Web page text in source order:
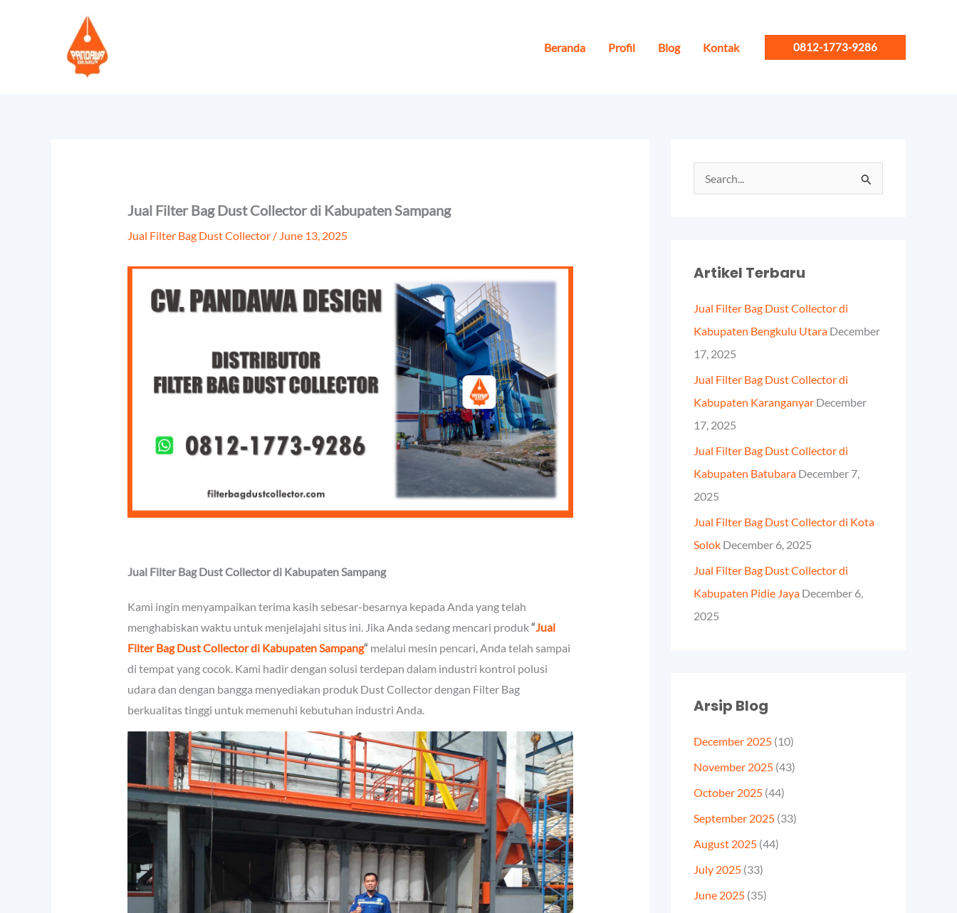
Beranda Profil Blog Kontak 0812-1773-9286
Jual Filter Bag Dust Collector di Kabupaten Sampang
Jual Filter Bag Dust Collector/ June 13, 2025
Jual Filter Bag Dust Collector di Kabupaten Sampang
Kami ingin menyampaikan terima kasih sebesar-besarnya kepada Anda yang telah
menghabiskan waktu untuk menjelajahi situs ini. Jika Anda sedang mencari produk“Jual
Filter Bag Dust Collector di Kabupaten Sampang“melalui mesin pencari, Anda telah sampai
di tempat yang cocok. Kami hadir dengan solusi terdepan dalam industri kontrol polusi
udara dan dengan bangga menyediakan produk Dust Collector dengan Filter Bag
berkualitas tinggi untuk memenuhi kebutuhan industri Anda.
c
:
Artikel Terbaru
Jual Filter Bag Dust Collector di
Kabupaten Bengkulu Utara December
17, 2025
Jual Filter Bag Dust Collector di
Kabupaten Karanganyar December
17, 2025
Jual Filter Bag Dust Collector di
Kabupaten Batubara December 7,
2025
Jual Filter Bag Dust Collector di Kota
Solok December 6, 2025
Jual Filter Bag Dust Collector di
Kabupaten Pidie Jaya December 6,
2025
Arsip Blog
December 2025 (10)
November 2025 (43)
October 2025 (44)
September 2025 (33)
August 2025 (44)
July 2025 (33)
June 2025 (35)